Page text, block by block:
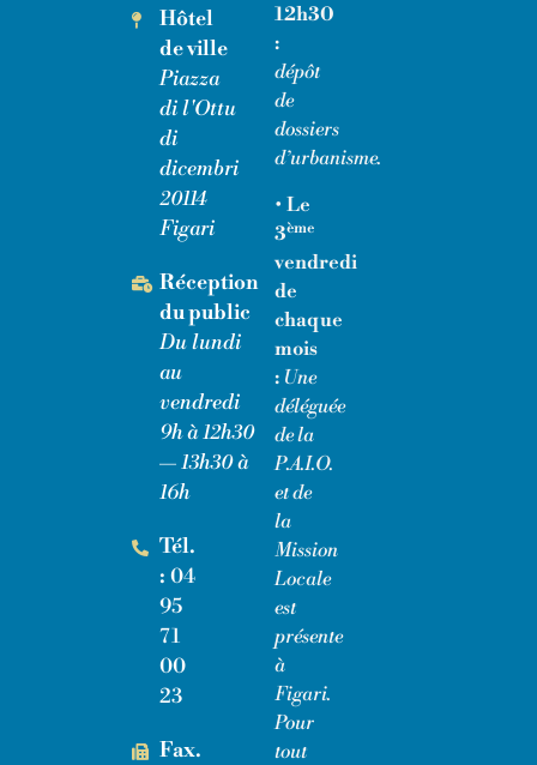
Hôtel
de ville
Piazza
di l'Ottu
di
dicembri
20114
Figari
Réception
du public
Du lundi
au
vendredi
9h à 12h30
— 13h30 à
16h
Tél.
: 04
95
71
00
23
Fax.
12h30
:
dépôt
de
dossiers
d’urbanisme.
• Le
3ème
vendredi
de
chaque
mois
: Une
déléguée
de la
P.A.I.O.
et de
la
Mission
Locale
est
présente
à
Figari.
Pour
tout